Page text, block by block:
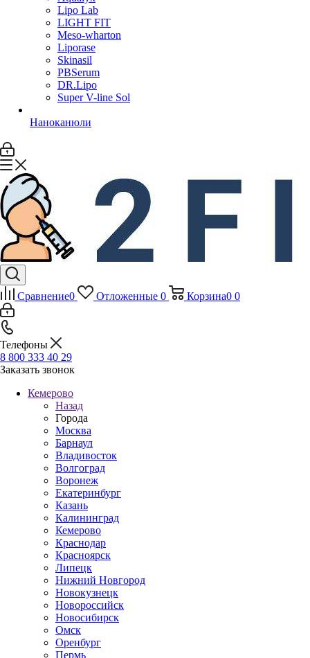
Lipo Lab
LIGHT FIT
Meso-wharton
Liporase
Skinasil
PBSerum
DR.Lipo
Super V-line Sol
Наноканюли
Сравнение0 Отложенные 0 Корзина0 0
Телефоны
8 800 333 40 29
Заказать звонок
Кемерово
Назад
Города
Москва
Барнаул
Владивосток
Волгоград
Воронеж
Екатеринбург
Казань
Калининград
Кемерово
Краснодар
Красноярск
Липецк
Нижний Новгород
Новокузнецк
Новороссийск
Новосибирск
Омск
Оренбург
Пермь